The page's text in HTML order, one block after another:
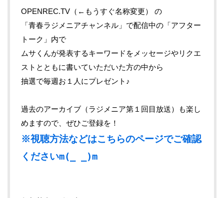
OPENREC.TV（←もうすぐ名称変更） の
「青春ラジメニアチャンネル」で配信中の「アフター
トーク」内で
ムサくんが発表するキーワードをメッセージやリクエ
ストとともに書いていただいた方の中から
抽選で毎週お１人にプレゼント♪
過去のアーカイブ（ラジメニア第１回目放送）も楽し
めますので、ぜひご登録を！
※視聴方法などはこちらのページでご確認
くださいm(_ _)m